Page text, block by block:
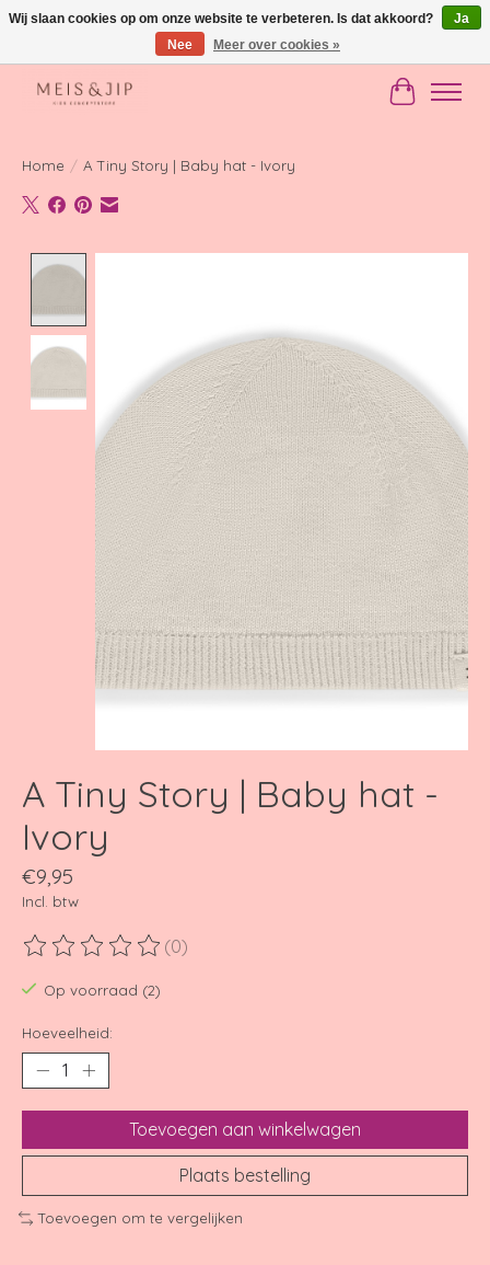
Gratis verzending in NL vanaf €150
Home / A Tiny Story | Baby hat - Ivory
A Tiny Story | Baby hat -
Ivory
€9,95
Incl. btw
De beoordeling van dit product is
(0)
Op voorraad (2)
Hoeveelheid:
Toevoegen aan winkelwagen
Plaats bestelling
Toevoegen om te vergelijken
Wij slaan cookies op om onze website te verbeteren. Is dat akkoord?
Ja
Nee
Meer over cookies »